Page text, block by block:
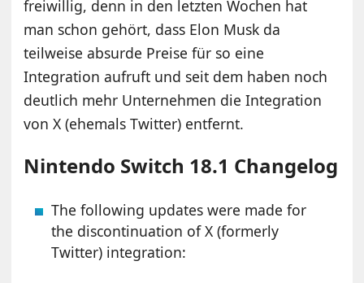
freiwillig, denn in den letzten Wochen hat
man schon gehört, dass Elon Musk da
teilweise absurde Preise für so eine
Integration aufruft und seit dem haben noch
deutlich mehr Unternehmen die Integration
von X (ehemals Twitter) entfernt.
Nintendo Switch 18.1 Changelog
The following updates were made for
the discontinuation of X (formerly
Twitter) integration: